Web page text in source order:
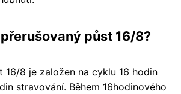
půst 16/8?
16/8 je založen na cyklu 16 hodin
stravování. Během 16hodinového